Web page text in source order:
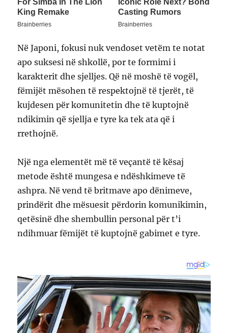
Në Japoni, fokusi nuk vendoset vetëm te notat
apo suksesi në shkollë, por te formimi i
karakterit dhe sjelljes. Që në moshë të vogël,
fëmijët mësohen të respektojnë të tjerët, të
kujdesen për komunitetin dhe të kuptojnë
ndikimin që sjellja e tyre ka tek ata që i
rrethojnë.
Një nga elementët më të veçantë të kësaj
metode është mungesa e ndëshkimeve të
ashpra. Në vend të britmave apo dënimeve,
prindërit dhe mësuesit përdorin komunikimin,
qetësinë dhe shembullin personal për t’i
ndihmuar fëmijët të kuptojnë gabimet e tyre.